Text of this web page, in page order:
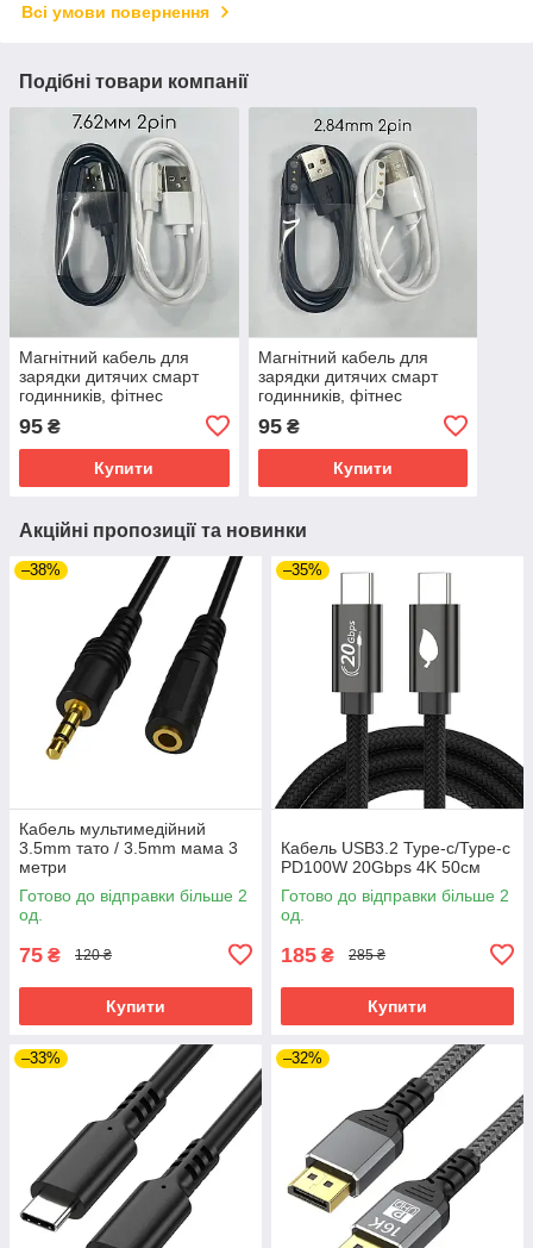
Всі умови повернення
Подібні товари компанії
Магнітний кабель для
зарядки дитячих смарт
годинників, фітнес
14.3мм білий
95 ₴
Купити
Магнітний кабель для
зарядки дитячих смарт
годинників, фітнес
браслетів 2pin 2.5мм 8мм
чорний
95₴
Купити
Акційні пропозиції та новинки
–38%
Кабель мультимедійний
3.5mm тато / 3.5mm мама 3
метри
Готово до відправки більше 2
од.
75 ₴ 120 ₴
Купити
–35%
Кабель USB3.2 Type-c/Type-c
PD100W 20Gbps 4K 50см
Готово до відправки більше 2
од.
185 ₴ 285 ₴
Купити
–33% –32%